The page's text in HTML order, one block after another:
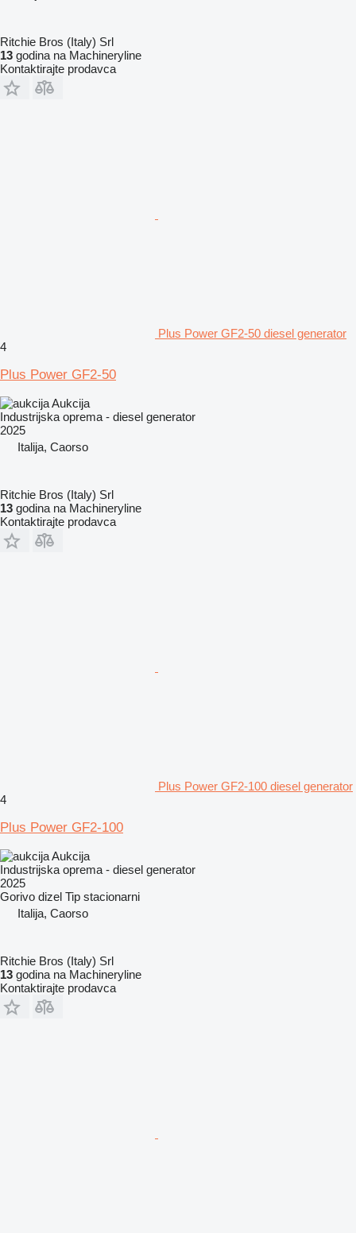
Ritchie Bros (Italy) Srl
13 godina na Machineryline
Kontaktirajte prodavca
Plus Power GF2-50 diesel generator
4
Plus Power GF2-50
Aukcija
Industrijska oprema - diesel generator
2025
Italija, Caorso
Ritchie Bros (Italy) Srl
13 godina na Machineryline
Kontaktirajte prodavca
Plus Power GF2-100 diesel generator
4
Plus Power GF2-100
Aukcija
Industrijska oprema - diesel generator
2025
Gorivo dizel Tip stacionarni
Italija, Caorso
Ritchie Bros (Italy) Srl
13 godina na Machineryline
Kontaktirajte prodavca